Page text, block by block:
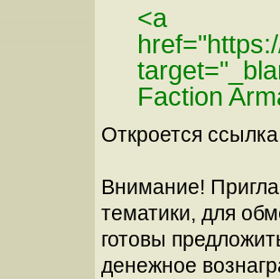
<a
Faction
Откроется
Внимание!
тематики, для
готовы
денежное